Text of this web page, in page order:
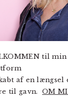
til
af en
til gavn.OM